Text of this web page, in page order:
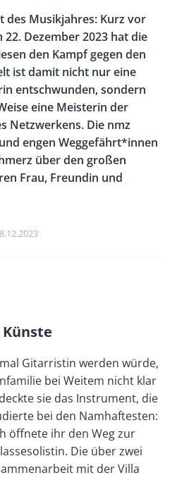
des Musikjahres: Kurz vor
Dezember 2023 hat die
den Kampf gegen den
ist damit nicht nur eine
entschwunden, sondern
eine Meisterin der
Netzwerkens. Die nmz
engen Weggefährt*innen
über den großen
Frau, Freundin und
Gitarristin werden würde,
bei Weitem nicht klar
sie das Instrument, die
bei den Namhaftesten:
öffnete ihr den Weg zur
Die über zwei
mit der Villa